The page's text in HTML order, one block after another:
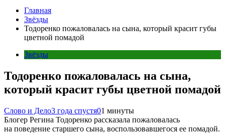
Главная
Звёзды
Тодоренко пожаловалась на сына, который красит губы
цветной помадой
Звёзды
Тодоренко пожаловалась на сына,
который красит губы цветной помадой
Слово и Дело3 года спустя01 минуты
Блогер Регина Тодоренко рассказала пожаловалась
на поведение старшего сына, воспользовавшегося ее помадой.